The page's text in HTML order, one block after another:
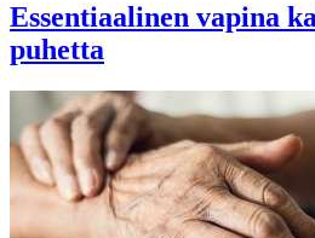
Essentiaalinen vapina
puhetta